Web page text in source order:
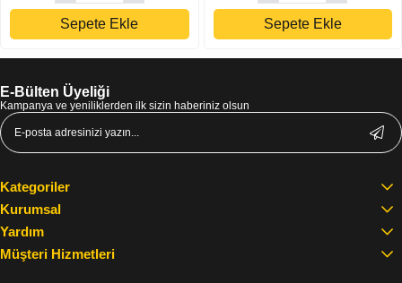
Sepete Ekle Sepete Ekle
E-Bülten Üyeliği
Kampanya ve yeniliklerden ilk sizin haberiniz olsun
Kategoriler
Kurumsal
Yardım
Müşteri Hizmetleri